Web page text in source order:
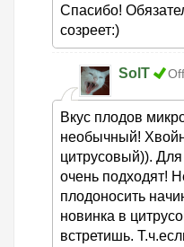
Спасибо!
созреет:)
SolT
Вкус плодов
необычный!
цитрусовый)).
очень подходят!
плодоносить
новинка в
встретишь.